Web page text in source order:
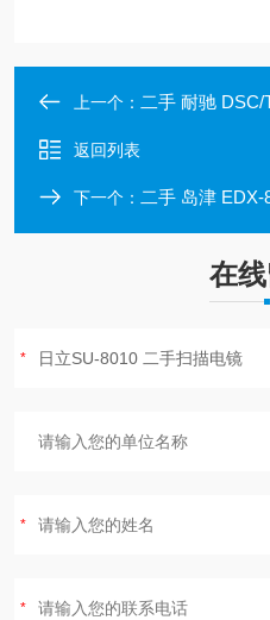
上一个： 二手 耐驰
返回列表
下一个： 二手 岛津 EDX-
在